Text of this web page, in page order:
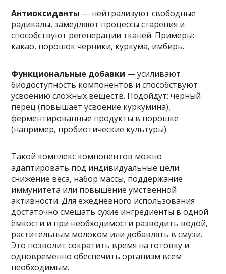
Антиоксиданты — нейтрализуют свободные
радикалы, замедляют процессы старения и
способствуют регенерации тканей. Примеры:
какао, порошок черники, куркума, имбирь.
Функциональные добавки — усиливают
биодоступность компонентов и способствуют
усвоению сложных веществ. Подойдут: чёрный
перец (повышает усвоение куркумина),
ферментированные продукты в порошке
(например, пробиотические культуры).
Такой комплекс компонентов можно
адаптировать под индивидуальные цели:
снижение веса, набор массы, поддержание
иммунитета или повышение умственной
активности. Для ежедневного использования
достаточно смешать сухие ингредиенты в одной
ёмкости и при необходимости разводить водой,
растительным молоком или добавлять в смузи.
Это позволит сократить время на готовку и
одновременно обеспечить организм всем
необходимым.